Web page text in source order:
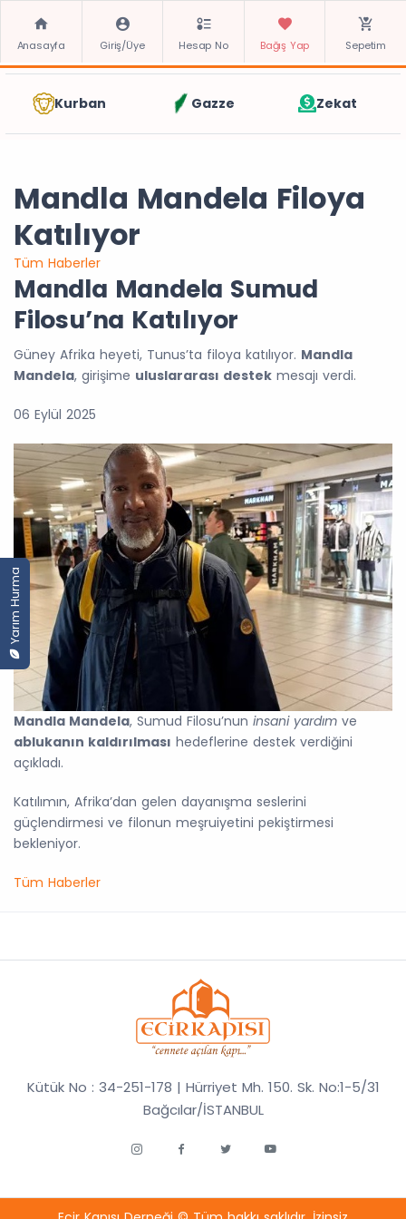
Anasayfa Giriş/Üye Hesap No Bağış Yap Sepetim
Yarım Hurma
Kurban Gazze Zekat
Mandla Mandela Filoya
Katılıyor
Tüm Haberler
Mandla Mandela Sumud
Filosu’na Katılıyor
Güney Afrika heyeti, Tunus’ta filoya katılıyor. Mandla
Mandela, girişime uluslararası destek mesajı verdi.
06 Eylül 2025
Mandla Mandela, Sumud Filosu’nun insani yardım ve
ablukanın kaldırılması hedeflerine destek verdiğini
açıkladı.
Katılımın, Afrika’dan gelen dayanışma seslerini
güçlendirmesi ve filonun meşruiyetini pekiştirmesi
bekleniyor.
Tüm Haberler
Kütük No : 34-251-178 | Hürriyet Mh. 150. Sk. No:1-5/31
Bağcılar/İSTANBUL